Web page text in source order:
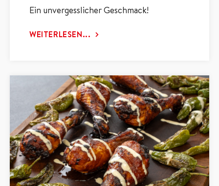
Ein unvergesslicher Geschmack!
WEITERLESEN...